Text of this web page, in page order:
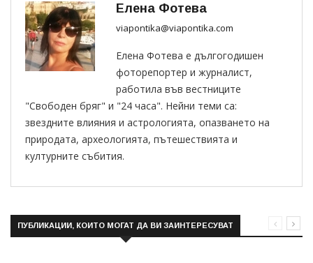
Елена Фотева
viapontika@viapontika.com
Елена Фотева е дългогодишен
фоторепортер и журналист,
работила във вестниците
"Свободен бряг" и "24 часа". Нейни теми са:
звездните влияния и астрологията, опазването на
природата, археологията, пътешествията и
културните събития.
ПУБЛИКАЦИИ, КОИТО МОГАТ ДА ВИ ЗАИНТЕРЕСУВАТ